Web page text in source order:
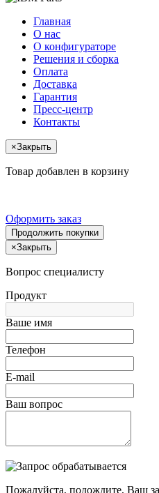
Главная
О нас
О конфигураторе
Решения и сборка
Оплата
Доставка
Гарантия
Пресс-центр
Контакты
×Закрыть
Товар добавлен в корзину
Оформить заказ
Продолжить покупки
×Закрыть
Вопрос специалисту
Продукт
Ваше имя
Телефон
E-mail
Ваш вопрос
Пожалуйста, подождите, Ваш